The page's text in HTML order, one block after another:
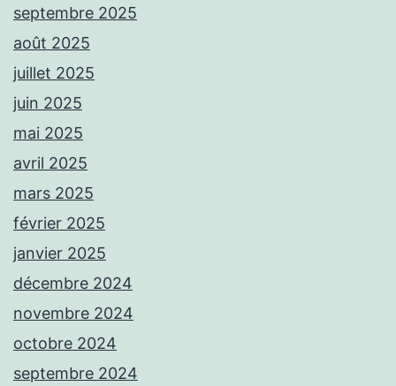
septembre 2025
août 2025
juillet 2025
juin 2025
mai 2025
avril 2025
mars 2025
février 2025
janvier 2025
décembre 2024
novembre 2024
octobre 2024
septembre 2024